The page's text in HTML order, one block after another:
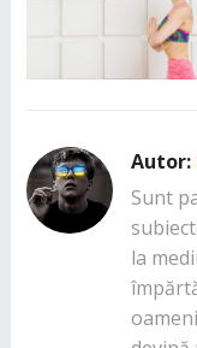
Autor:
Sunt
la